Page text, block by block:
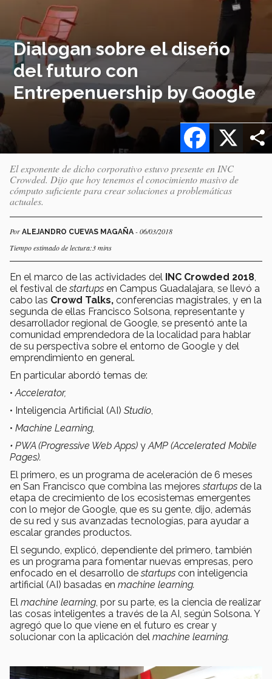
Dialogan sobre el diseño
del futuro con
Entrepenuership by Google
X
Facebook
El exponente de dicho corporativo estuvo presente en INC
Crowded. Dijo que hoy tenemos el conocimiento masivo de
cómputo suficiente para crear soluciones a problemáticas
actuales.
Por ALEJANDRO CUEVAS MAGAÑA - 06/03/2018
Tiempo estimado de lectura:3 mins
En el marco de las actividades del INC Crowded 2018
el festival destartups en Campus Guadalajara, se llevó a
cabo las Crowd Talks, conferencias magistrales, y en la
segunda de ellas Francisco Solsona, representante y
desarrollador regional de Google, se presentó ante la
comunidad emprendedora de la localidad para hablar
de su perspectiva sobre el entorno de Google y del
emprendimiento en general.
En particular abordó temas de:
• Accelerator,
• Inteligencia Artificial (AI) Studio
• Machine Learning,
• PWA (Progressive Web Apps) y AMP (Accelerated Mobile
Pages).
El primero, es un programa de aceleración de 6 meses
en San Francisco que combina las mejoresstartups de la
etapa de crecimiento de los ecosistemas emergentes
con lo mejor de Google, que es su gente, dijo, además
de su red y sus avanzadas tecnologías, para ayudar a
escalar grandes productos.
El segundo, explicó, dependiente del primero, también
es un programa para fomentar nuevas empresas, pero
enfocado en el desarrollo destartups con inteligencia
artificial (AI) basadas en machine learning.
El machine learning , por su parte, es la ciencia de realizar
las cosas inteligentes a través de la AI, según Solsona. Y
agregó que lo que viene en el futuro es crear y
solucionar con la aplicación del machine learning.